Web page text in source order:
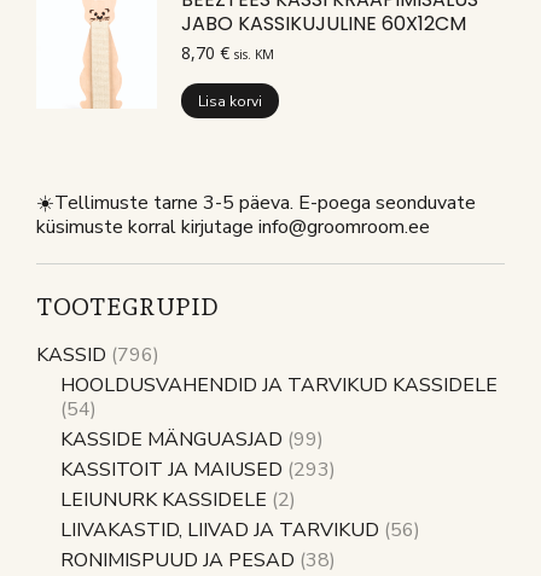
JABO KASSIKUJULINE 60X12CM
8,70 € sis. KM
Lisa korvi
☀️Tellimuste tarne 3-5 päeva. E-poega seonduvate
küsimuste korral kirjutage info@groomroom.ee
TOOTEGRUPID
KASSID (796)
HOOLDUSVAHENDID JA TARVIKUD KASSIDELE
(54)
KASSIDE MÄNGUASJAD (99)
KASSITOIT JA MAIUSED (293)
LEIUNURK KASSIDELE (2)
LIIVAKASTID, LIIVAD JA TARVIKUD (56)
RONIMISPUUD JA PESAD (38)